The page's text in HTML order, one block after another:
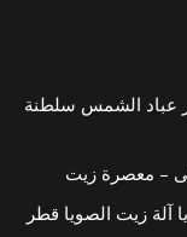
عباد الشمس سلطنة
– معصرة زيت
آلة زيت الصويا قطر